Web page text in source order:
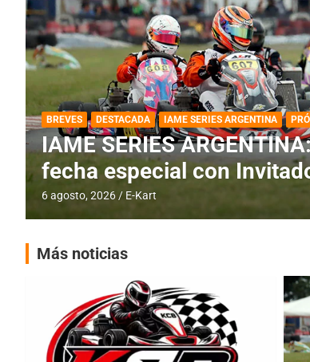
DESTACADA IAME SERIES ARGENTINA
IAME SERIES
fecha con Invitados
4 agosto, 2026 E-Kart
Más noticias